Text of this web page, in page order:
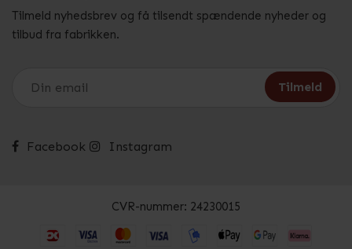
Tilmeld nyhedsbrev og få tilsendt spændende nyheder og
tilbud fra fabrikken.
Facebook Instagram
CVR-nummer: 24230015